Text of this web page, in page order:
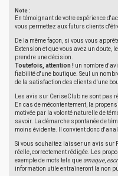
Note :
En témoignant de votre expérience
vous permettez aux futurs clients
De la même façon, si vous vous
Extension et que vous avez un doute,
prendre une décision.
Toutefois, attention ! un nombre
fiabilité d'une boutique. Seul un
de la satisfaction des clients d'une
Les avis sur CeriseClub ne sont pas
En cas de mécontentement, la
motivée par la volonté naturelle de
savoir. La démarche spontanée de
moins évidente. Il convient donc
Si vous souhaitez laisser un avis sur
réelle, correctement rédigée. Les
exemple de mots tels que arnaque,
information utile entraîneront la non